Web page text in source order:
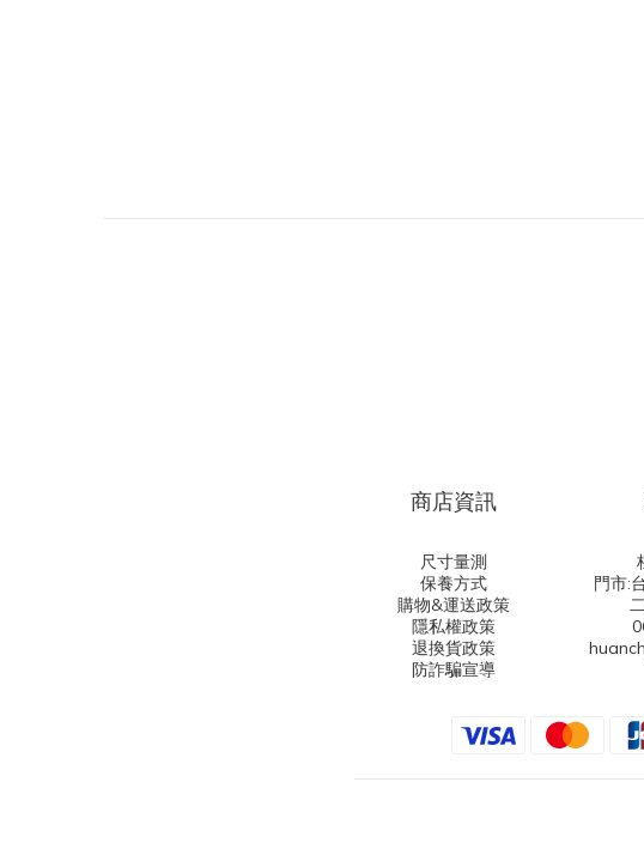
商店資訊
尺寸量測
保養方式
購物&運送政策
隱私權政策
退換貨政策
防詐騙宣導
門市: